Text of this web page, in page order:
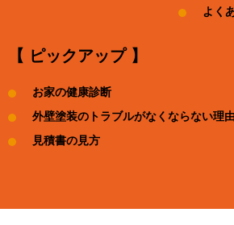
よく
【 ピックアップ 】
お家の健康診断
外壁塗装のトラブルがなくならない理
見積書の見方